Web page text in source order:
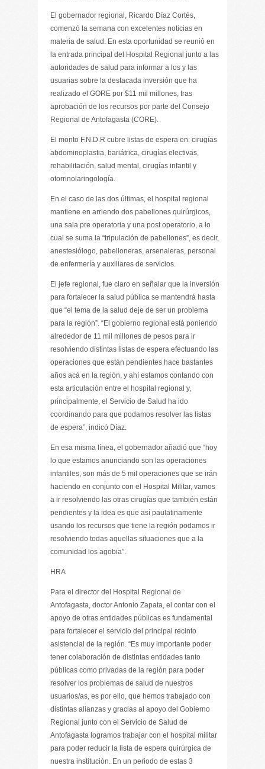
El gobernador regional, Ricardo Díaz Cortés,
comenzó la semana con excelentes noticias en
materia de salud. En esta oportunidad se reunió en
la entrada principal del Hospital Regional junto a las
autoridades de salud para informar a los y las
usuarias sobre la destacada inversión que ha
realizado el GORE por $11 mil millones, tras
aprobación de los recursos por parte del Consejo
Regional de Antofagasta (CORE).
El monto F.N.D.R cubre listas de espera en: cirugías
abdominoplastia, bariátrica, cirugías electivas,
rehabilitación, salud mental, cirugías infantil y
otorrinolaringología.
En el caso de las dos últimas, el hospital regional
mantiene en arriendo dos pabellones quirúrgicos,
una sala pre operatoria y una post operatorio, a lo
cual se suma la “tripulación de pabellones”, es decir,
anestesiólogo, pabelloneras, arsenaleras, personal
de enfermería y auxiliares de servicios.
El jefe regional, fue claro en señalar que la inversión
para fortalecer la salud pública se mantendrá hasta
que “el tema de la salud deje de ser un problema
para la región”. “El gobierno regional está poniendo
alrededor de 11 mil millones de pesos para ir
resolviendo distintas listas de espera efectuando las
operaciones que están pendientes hace bastantes
años acá en la región, y ahí estamos contando con
esta articulación entre el hospital regional y,
principalmente, el Servicio de Salud ha ido
coordinando para que podamos resolver las listas
de espera”, indicó Díaz.
En esa misma línea, el gobernador añadió que “hoy
lo que estamos anunciando son las operaciones
infantiles, son más de 5 mil operaciones que se irán
haciendo en conjunto con el Hospital Militar, vamos
a ir resolviendo las otras cirugías que también están
pendientes y la idea es que así paulatinamente
usando los recursos que tiene la región podamos ir
resolviendo todas aquellas situaciones que a la
comunidad los agobia”.
HRA
Para el director del Hospital Regional de
Antofagasta, doctor Antonio Zapata, el contar con el
apoyo de otras entidades públicas es fundamental
para fortalecer el servicio del principal recinto
asistencial de la región. “Es muy importante poder
tener colaboración de distintas entidades tanto
públicas como privadas de la región para poder
resolver los problemas de salud de nuestros
usuarios/as, es por ello, que hemos trabajado con
distintas alianzas y gracias al apoyo del Gobierno
Regional junto con el Servicio de Salud de
Antofagasta logramos trabajar con el hospital militar
para poder reducir la lista de espera quirúrgica de
nuestra institución. En un periodo de estas 3